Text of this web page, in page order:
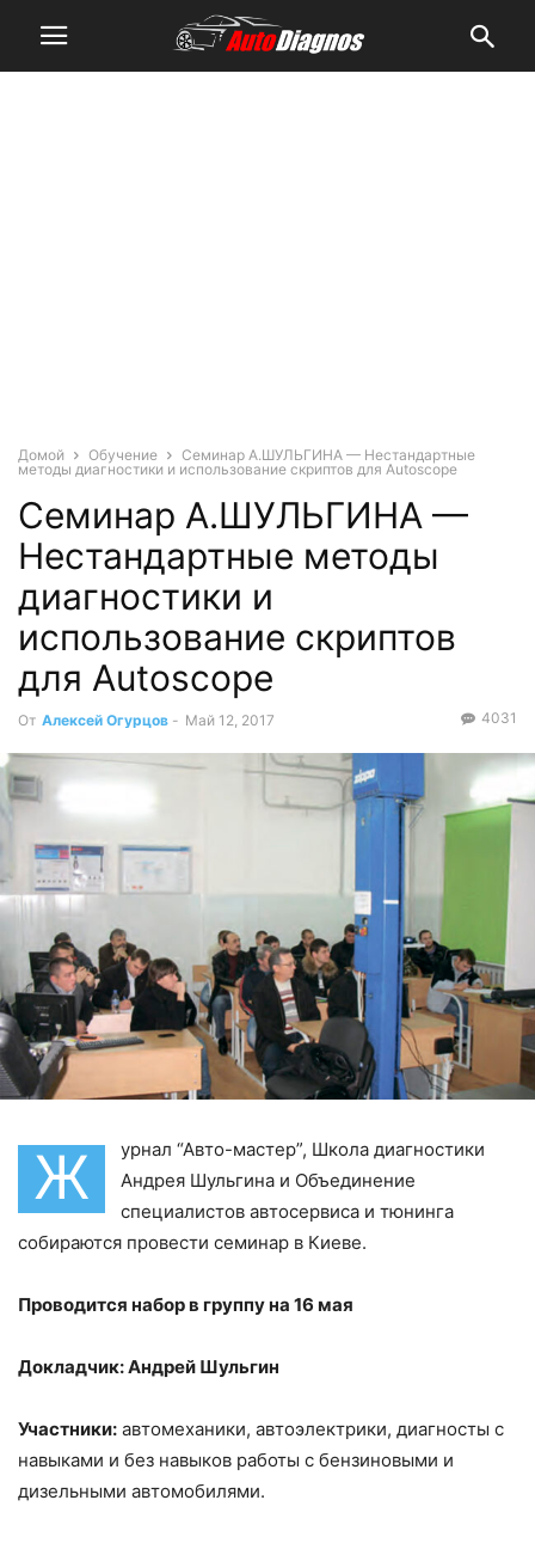
Домой Обучение
Семинар А.ШУЛЬГИНА — Нестандартные
методы диагностики и использование скриптов для Autoscope
Семинар А.ШУЛЬГИНА —
Нестандартные методы
диагностики и
использование скриптов
для Autoscope
От Алексей Огурцов - Май 12, 2017 4031
Ж
урнал “Авто-мастер”, Школа диагностики
Андрея Шульгина и Объединение
специалистов автосервиса и тюнинга
собираются провести семинар в Киеве.
Проводится набор в группу на 16 мая
Докладчик: Андрей Шульгин
Участники: автомеханики, автоэлектрики, диагносты с
навыками и без навыков работы с бензиновыми и
дизельными автомобилями.